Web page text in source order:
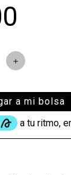
＋
a mi bolsa